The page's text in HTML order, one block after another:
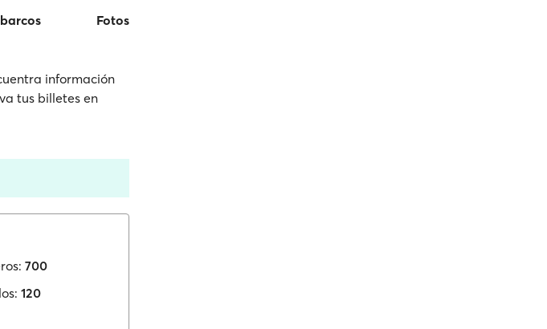
Fotos
información
tus billetes en
700
120